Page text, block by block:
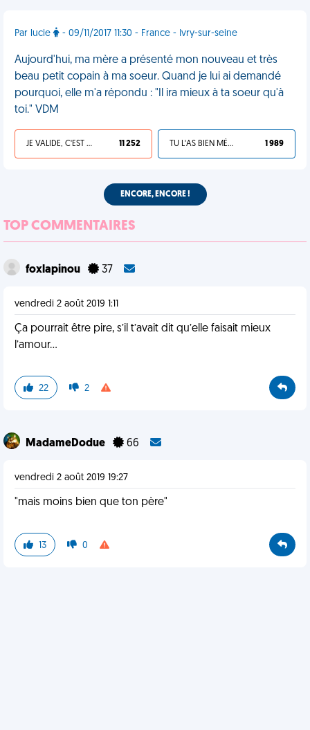
Par lucie - 09/11/2017 11:30 - France - Ivry-sur-seine
Aujourd'hui, ma mère a présenté mon nouveau et très
beau petit copain à ma soeur. Quand je lui ai demandé
pourquoi, elle m'a répondu : "Il ira mieux à ta soeur qu'à
toi." VDM
JE VALIDE, C'EST UNE VDM 11 252 TU L'AS BIEN MÉRITÉ 1 989
ENCORE, ENCORE !
TOP COMMENTAIRES
foxlapinou 37
vendredi 2 août 2019 1:11
Ça pourrait être pire, s’il t’avait dit qu’elle faisait mieux
l’amour...
22 2
MadameDodue 66
vendredi 2 août 2019 19:27
"mais moins bien que ton père"
13 0